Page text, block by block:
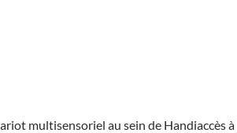
multisensoriel au sein de Handiaccès